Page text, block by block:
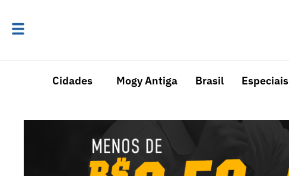
Cidades Mogy Antiga Brasil Especiais